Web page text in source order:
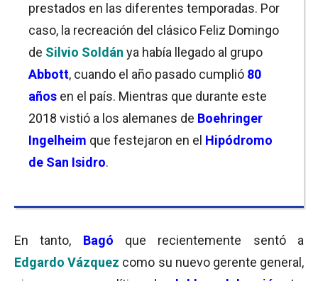
prestados en las diferentes temporadas. Por
caso, la recreación del clásico Feliz Domingo
de Silvio Soldán ya había llegado al grupo
Abbott, cuando el año pasado cumplió 80
años en el país. Mientras que durante este
2018 vistió a los alemanes de Boehringer
Ingelheim que festejaron en el Hipódromo
de San Isidro.
En tanto, Bagó que recientemente sentó a
Edgardo Vázquez como su nuevo gerente general,